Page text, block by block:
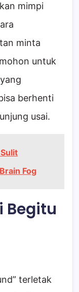
mimpi
minta
untuk
berhenti
usai.
Fog
Begitu
terletak